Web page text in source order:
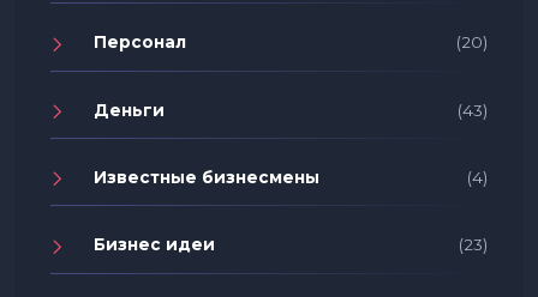
Персонал (20)
Деньги (43)
Известные бизнесмены (4)
Бизнес идеи (23)